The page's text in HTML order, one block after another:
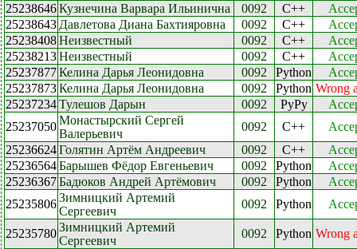
25238646Кузнечина Варвара Ильинична 0092 C++
25238643 Давлетова Диана Бахтияровна 0092 C++
25238408Неизвестный 0092 C++
25238213Неизвестный 0092 C++
25237877Келина Дарья Леонидовна 0092 Python
25237873Келина Дарья Леонидовна 0092 Python Wrong
25237234Тулешов Дарын 0092 PyPy
25237050Монастырский Сергей
Валерьевич
0092 C++
25236624Голятин Артём Андреевич 0092 C++
25236564Барышев Фёдор Евгеньевич 0092 Python
25236367Бадюков Андрей Артёмович 0092 Python
25235806Зимницкий Артемий
Сергеевич
0092 Python
25235780Зимницкий Артемий
Сергеевич
0092 Python Wrong